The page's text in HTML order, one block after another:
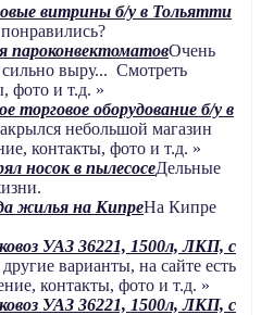
витрины б/у в Тольятти
пароконвектоматовОчень
выру... Смотреть
фото и т.д. »
торговое оборудование б/у в
небольшой магазин
контакты, фото и т.д. »
носок в пылесосеДельные
жилья на КипреНа Кипре
УАЗ 36221, 1500л, ЛКП, с
варианты, на сайте есть
контакты, фото и т.д. »
УАЗ 36221, 1500л, ЛКП, с